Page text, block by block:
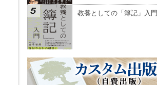
教養としての「簿記」入門